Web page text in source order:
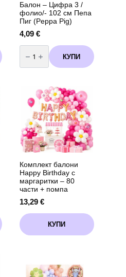
Балон – Цифра 3 /
фолио/- 102 см Пепа
Пиг (Peppa Pig)
4,09 €
количество
за
Балон
-
фолио/-
102
Пепа
Пиг
(Peppa
Pig)
КУПИ
Комплект балони
Happy Birthday с
маргаритки – 80
части + помпа
13,29 €
КУПИ